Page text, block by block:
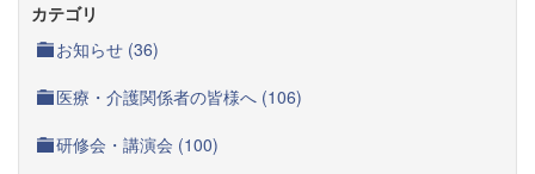
カテゴリ
お知らせ (36)
医療・介護関係者の皆様へ (106)
研修会・講演会 (100)